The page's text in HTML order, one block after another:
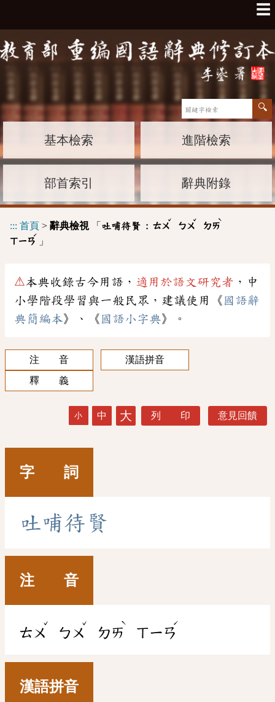
☰
基本檢索 進階檢索
部首索引 辭典附錄
::: 首頁 > 辭典檢視「 吐哺待賢 : ㄊㄨ
ˇ
ㄅㄨ
ˇ
ㄉㄞ
ˋ
ㄒㄧㄢ
ˊ
」
⚠本典收錄古今用語， 適用於語文研究者 ，中
小學階段學習與一般民眾，建議使用《 國語辭
典簡編本》、《 國語小字典》。
注 音
漢語拼音
釋 義
小 中 大 列 印 意見回饋
字 詞
吐哺待 賢
注 音
ㄊㄨ
ˇ
ㄅㄨ
ˇ
ㄉㄞ
ˋ
ㄒㄧㄢ
ˊ
漢語拼音